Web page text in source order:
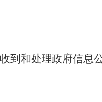
收到和处理政府信息